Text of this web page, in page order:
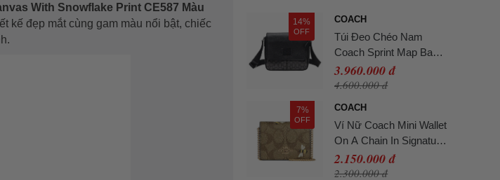
With Snowflake Print CE587 Màu
kế đẹp mắt cùng gam màu nổi bật, chiếc
14%
OFF
COACH
Túi Đeo Chéo Nam
Coach Sprint Map Bag
Signature Charcoal
Black Màu Đen
3.960.000 đ
4.600.000 đ
7%
OFF
COACH
Ví Nữ Coach Mini Wallet
On A Chain In Signature
Canvas With Bee Print
Màu Gold Khaki
2.150.000 đ
2.300.000 đ